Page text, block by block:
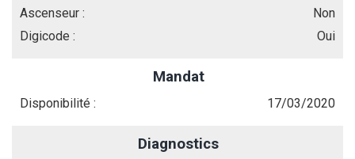
Ascenseur :
Non
Digicode :
Oui
Mandat
Disponibilité : 17/03/2020
Diagnostics